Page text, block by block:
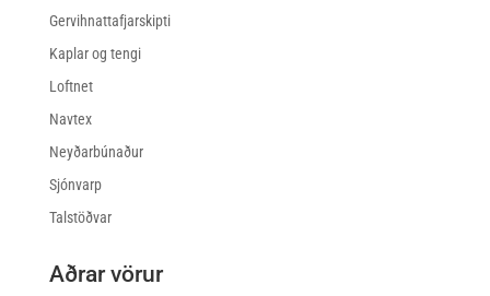
Gervihnattafjarskipti
Kaplar og tengi
Loftnet
Navtex
Neyðarbúnaður
Sjónvarp
Talstöðvar
Aðrar vörur